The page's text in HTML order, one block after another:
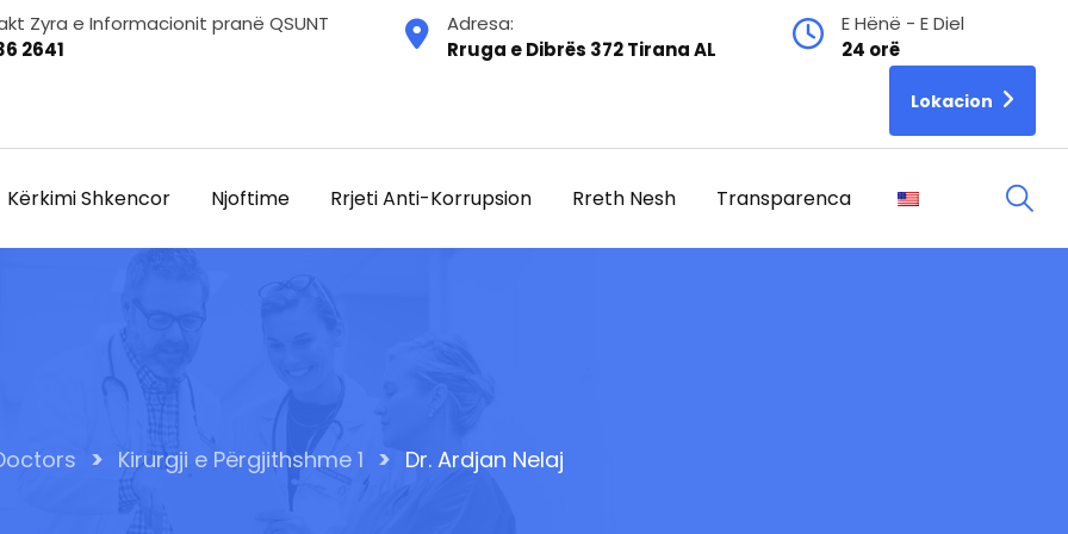
Zyra e Informacionit pranë QSUNT
2641
Adresa:
Rruga e Dibrës 372 Tirana AL
E Hënë - E Diel
24 orë
Lokacion
Kërkimi Shkencor Njoftime Rrjeti Anti-Korrupsion Rreth Nesh Transparenca
> Kirurgji e Përgjithshme 1 > Dr. Ardjan Nelaj